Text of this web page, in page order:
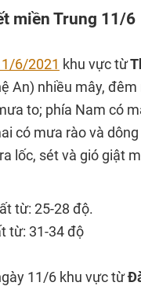
miền Trung 11/6
6/2021 khu vực từ
An) nhiều mây,
to; phía Nam có
có mưa rào và
lốc, sét và gió giật
từ: 25-28 độ.
từ: 31-34 độ
11/6 khu vực từ